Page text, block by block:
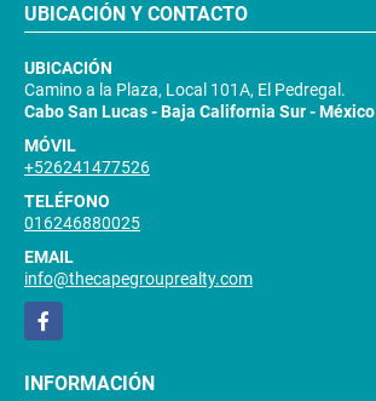
UBICACIÓN Y CONTACTO
UBICACIÓN
Camino a la Plaza, Local 101A, El Pedregal.
Cabo San Lucas - Baja California Sur - México
MÓVIL
+526241477526
TELÉFONO
016246880025
EMAIL
info@thecapegrouprealty.com
Facebook
INFORMACIÓN